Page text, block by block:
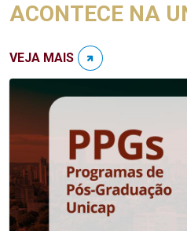
ACONTECE NA
VEJA MAIS